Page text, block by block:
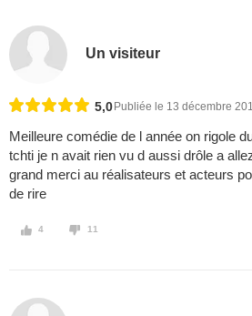
Un visiteur
5,0 Publiée le 13 décembre
Meilleure comédie de l année on rigole
tchti je n avait rien vu d aussi drôle a
grand merci au réalisateurs et acteurs
de rire
4 11